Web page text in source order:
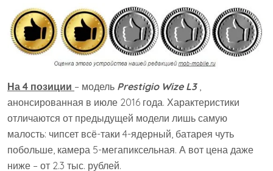
На 4 позиции – модель Prestigio Wize L3 ,
анонсированная в июле 2016 года. Характеристики
отличаются от предыдущей модели лишь самую
малость: чипсет всё-таки 4-ядерный, батарея чуть
побольше, камера 5-мегапиксельная. А вот цена даже
ниже – от 2.3 тыс. рублей.